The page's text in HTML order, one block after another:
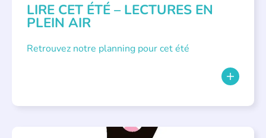
LIRE CET ÉTÉ – LECTURES EN
PLEIN AIR
Retrouvez notre planning pour cet été